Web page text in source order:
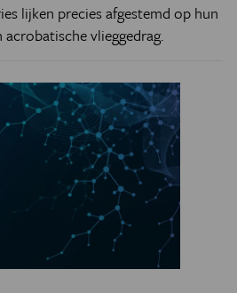
lijken precies afgestemd op hun
acrobatische vlieggedrag.